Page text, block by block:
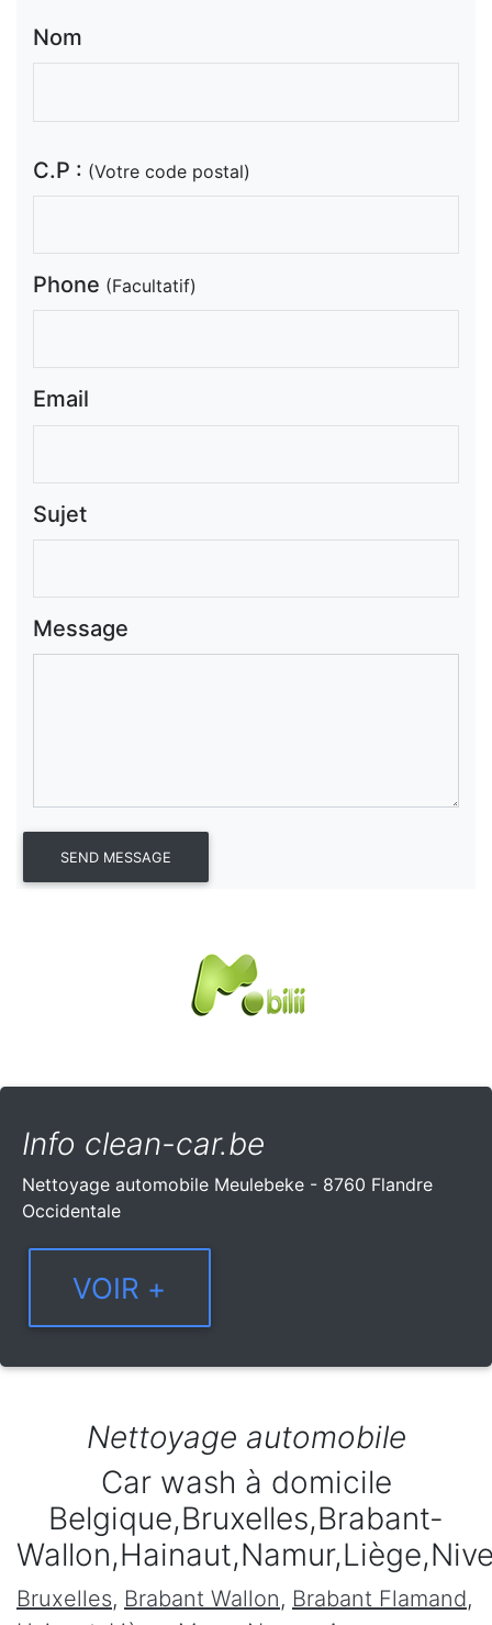
Nom
C.P : (Votre code postal)
Phone (Facultatif)
Email
Sujet
Message
Info clean-car.be
Nettoyage automobile Meulebeke - 8760 Flandre
Occidentale
Nettoyage automobile
Car wash à domicile
Belgique,Bruxelles,Brabant-
Bruxelles, Brabant Wallon, Brabant Flamand,